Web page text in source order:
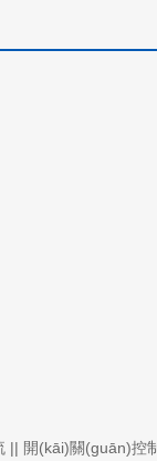
開(kāi)關(guān)控